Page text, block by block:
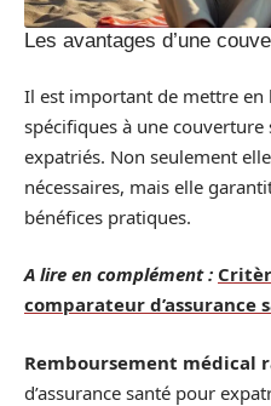
Les avantages d’une
Il est important de mettre en
spécifiques à une
expatriés. Non seulement
nécessaires, mais elle
bénéfices pratiques.
A lire en complément :
comparateur d’assurance
Remboursement médical
d’assurance santé pour